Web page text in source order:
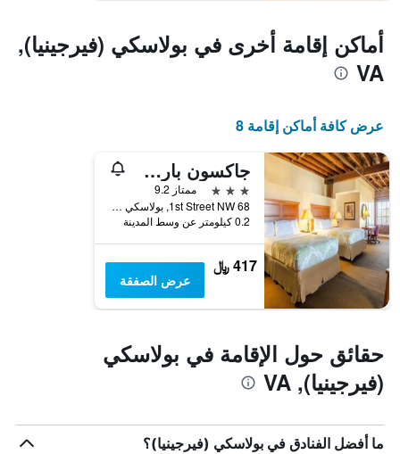
أماكن إقامة أخرى في بولاسكي (فيرجينيا),
VA
عرض كافة أماكن إقامة 8
جاكسون بارك إن، آن أسيند كوليكشن هوتل
3 نجوم
ممتاز 9.2
68 1st Street NW, بولاسكي (فيرجينيا), VA, الولايات المتحدة الأميريكية
0.2 كيلومتر عن وسط المدينة
417 ﷼
عرض الصفقة
حقائق حول الإقامة في بولاسكي
(فيرجينيا), VA
ما أفضل الفنادق في بولاسكي (فيرجينيا)؟